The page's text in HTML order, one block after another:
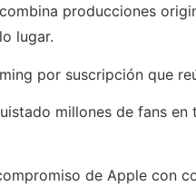
producciones
lugar.
por suscripción que
millones de fans
de Apple con